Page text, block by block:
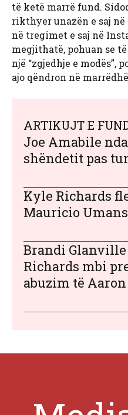
të ketë marrë fund.
rikthyer unazën e saj
në tregimet e saj në
megjithatë, pohuan se
një “zgjedhje e modës”,
ajo qëndron në
ARTIKUJT E
Joe Amabile
shëndetit pas
Kyle Richards
Mauricio
Brandi
Richards mbi
abuzim të